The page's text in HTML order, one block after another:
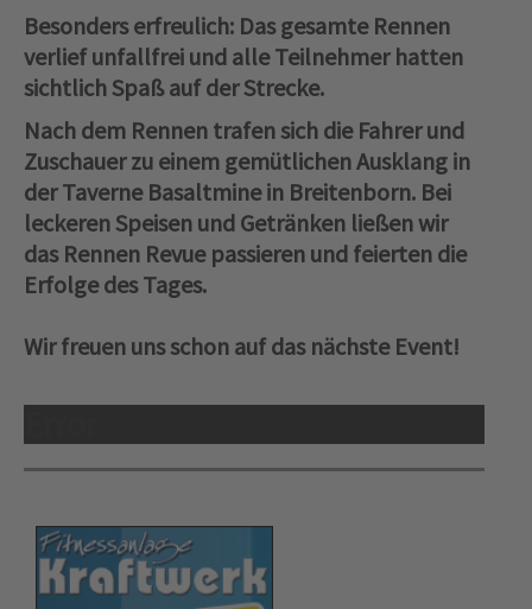
Besonders erfreulich: Das gesamte Rennen
verlief unfallfrei und alle Teilnehmer hatten
sichtlich Spaß auf der Strecke.
Nach dem Rennen trafen sich die Fahrer und
Zuschauer zu einem gemütlichen Ausklang in
der Taverne Basaltmine in Breitenborn. Bei
leckeren Speisen und Getränken ließen wir
das Rennen Revue passieren und feierten die
Erfolge des Tages.
Wir freuen uns schon auf das nächste Event!